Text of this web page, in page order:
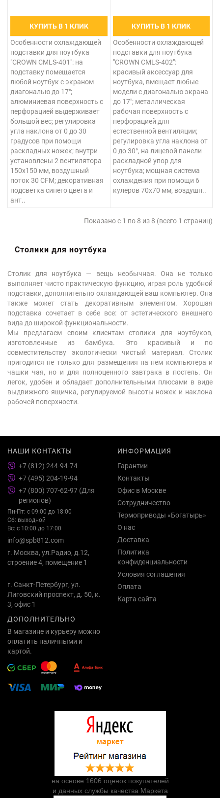
КУПИТЬ В 1 КЛИК
Особенности охлаждающей
подставки для ноутбука
"CROWN CMLS-401": на
подставку помещается
любой ноутбук с экраном
диагональю до 17";
алюминиевая поверхность с
перфорацией выдерживает
большой вес; регулировка
угла наклона от 0 до 30
градусов при помощи
раскладных ножек; внутри
установлены 2 вентилятора
150х150 мм, воздушный
поток 30 CFM; декоративная
подсветка синего цвета и
ант..
КУПИТЬ В 1 КЛИК
Особенности охлаждающей
подставки для ноутбука
"CROWN CMLS-402":
красивый аксессуар для
ноутбука, вмещает любые
модели с диагональю экрана
до 17"; металлическая
рабочая поверхность с
перфорацией для
естественной вентиляции;
регулировка угла наклона от
0 до 30°, на лицевой панели
раскладной упор для
ноутбука; мощная система
охлаждения при помощи 6
кулеров 70х70 мм, воздушн..
Показано с 1 по 8 из 8 (всего 1 страниц)
Столики для ноутбука
Столик для ноутбука — вещь необычная. Она не только
выполняет чисто практическую функцию, играя роль удобной
подставки, дополнительно охлаждающей ваш компьютер. Она
также может стать декоративным элементом. Хорошая
подставка сочетает в себе все: от эстетического внешнего
вида до широкой функциональности.
Мы предлагаем своим клиентам столики для ноутбуков,
изготовленные из бамбука. Это красивый и по
совместительству экологически чистый материал. Столик
пригодится не только для размещения на нем компьютера и
чашки чая, но и для полноценного завтрака в постель. Он
легок, удобен и обладает дополнительными плюсами в виде
выдвижного ящичка, регулируемой высоты ножек и наклона
рабочей поверхности.
НАШИ КОНТАКТЫ
+7 (812) 244-94-74
+7 (495) 204-19-94
+7 (800) 707-62-97 (Для
регионов)
Пн-Пт: с 09:00 до 18:00
Сб: выходной
Вс: с 10:00 до 17:00
info@spb812.com
г. Москва, ул.Радио, д.12,
строение 4, помещение 1
г. Санкт-Петербург, ул.
Лиговский проспект, д. 50, к.
3, офис 1
ИНФОРМАЦИЯ
Гарантии
Контакты
Офис в Москве
Сотрудничество
Термоприводы «Богатырь»
О нас
Доставка
Политика
конфиденциальности
Условия соглашения
Оплата
Карта сайта
ДОПОЛНИТЕЛЬНО
В магазине и курьеру можно
оплатить наличными и
картой.
на основе 1606 оценок покупателей
и данных службы качества Маркета